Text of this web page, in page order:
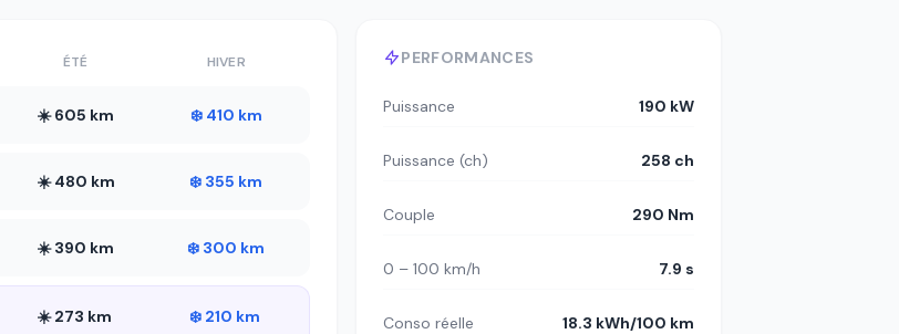
ÉTÉ HIVER
☀️ 605 km ❄️ 410 km
☀️ 480 km ❄️ 355 km
☀️ 390 km ❄️ 300 km
☀️ 273 km ❄️ 210 km
PERFORMANCES
Puissance 190 kW
Puissance (ch) 258 ch
Couple 290 Nm
0 – 100 km/h 7.9 s
Conso réelle 18.3 kWh/100 km